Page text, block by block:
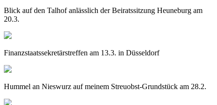
Blick auf den Talhof anlässlich der Beiratssitzung Heuneburg am
20.3.
Finanzstaatssekretärstreffen am 13.3. in Düsseldorf
Hummel an Nieswurz auf meinem Streuobst-Grundstück am 28.2.